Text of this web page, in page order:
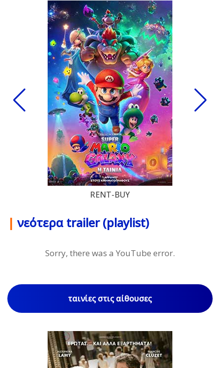
RENT-BUY
| νεότερα trailer (playlist)
Sorry, there was a YouTube error.
ταινίες στις αίθουσες